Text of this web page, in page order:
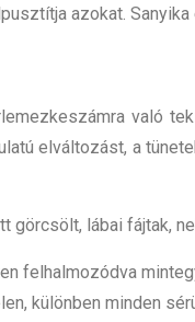
azokat.
való
elváltozást, a
görcsölt, lábai fájtak,
felhalmozódva
különben minden